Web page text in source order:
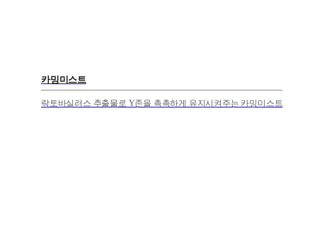
카밍미스트
락토바실러스 추출물로 Y존을 촉촉하게 유지시켜주는 카밍미스트